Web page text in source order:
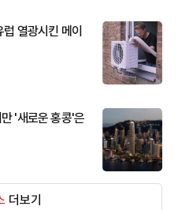
열광시킨 메이
'새로운 홍콩'은
더보기